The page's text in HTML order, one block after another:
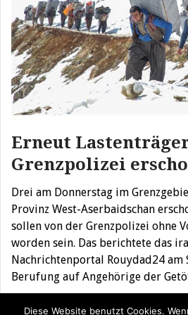
Erneut
Grenzpolizei
Drei am Donnerstag im
Provinz West-Aserbaidschan
sollen von der Grenzpolizei ohne
worden sein. Das berichtete das
Nachrichtenportal Rouydad24 am
Berufung auf Angehörige der
Diese Website benutzt Cookies.